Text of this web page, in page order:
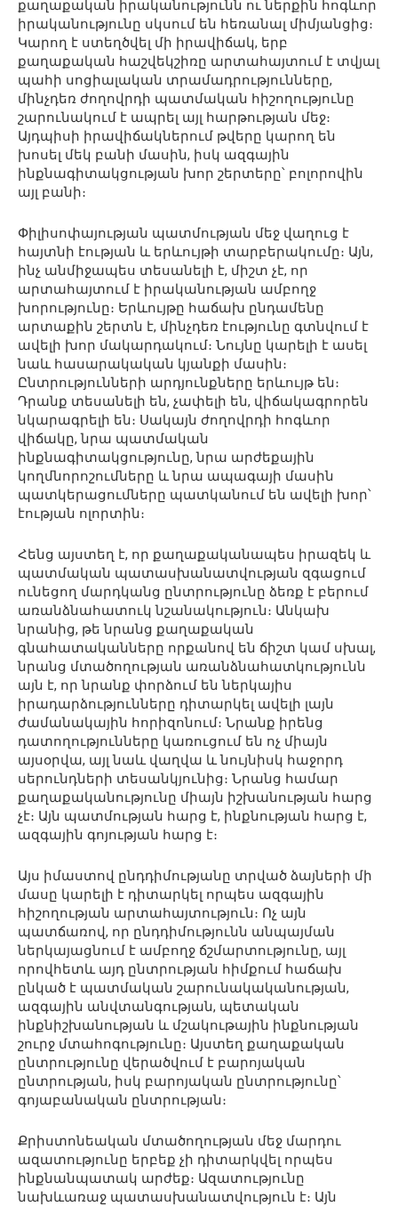
քաղաքական իրականությունն ու ներքին հոգևոր
իրականությունը սկսում են հեռանալ միմյանցից։
Կարող է ստեղծվել մի իրավիճակ, երբ
քաղաքական հաշվեկշիռը արտահայտում է տվյալ
պահի սոցիալական տրամադրությունները,
մինչդեռ ժողովրդի պատմական հիշողությունը
շարունակում է ապրել այլ հարթության մեջ։
Այդպիսի իրավիճակներում թվերը կարող են
խոսել մեկ բանի մասին, իսկ ազգային
ինքնագիտակցության խոր շերտերը՝ բոլորովին
այլ բանի։
Փիլիսոփայության պատմության մեջ վաղուց է
հայտնի էության և երևույթի տարբերակումը։ Այն,
ինչ անմիջապես տեսանելի է, միշտ չէ, որ
արտահայտում է իրականության ամբողջ
խորությունը։ Երևույթը հաճախ ընդամենը
արտաքին շերտն է, մինչդեռ էությունը գտնվում է
ավելի խոր մակարդակում։ Նույնը կարելի է ասել
նաև հասարակական կյանքի մասին։
Ընտրությունների արդյունքները երևույթ են։
Դրանք տեսանելի են, չափելի են, վիճակագրորեն
նկարագրելի են։ Սակայն ժողովրդի հոգևոր
վիճակը, նրա պատմական
ինքնագիտակցությունը, նրա արժեքային
կողմնորոշումները և նրա ապագայի մասին
պատկերացումները պատկանում են ավելի խոր՝
էության ոլորտին։
Հենց այստեղ է, որ քաղաքականապես իրազեկ և
պատմական պատասխանատվության զգացում
ունեցող մարդկանց ընտրությունը ձեռք է բերում
առանձնահատուկ նշանակություն։ Անկախ
նրանից, թե նրանց քաղաքական
գնահատականները որքանով են ճիշտ կամ սխալ,
նրանց մտածողության առանձնահատկությունն
այն է, որ նրանք փորձում են ներկայիս
իրադարձությունները դիտարկել ավելի լայն
ժամանակային հորիզոնում։ Նրանք իրենց
դատողությունները կառուցում են ոչ միայն
այսօրվա, այլ նաև վաղվա և նույնիսկ հաջորդ
սերունդների տեսանկյունից։ Նրանց համար
քաղաքականությունը միայն իշխանության հարց
չէ։ Այն պատմության հարց է, ինքնության հարց է,
ազգային գոյության հարց է։
Այս իմաստով ընդդիմությանը տրված ձայների մի
մասը կարելի է դիտարկել որպես ազգային
հիշողության արտահայտություն։ Ոչ այն
պատճառով, որ ընդդիմությունն անպայման
ներկայացնում է ամբողջ ճշմարտությունը, այլ
որովհետև այդ ընտրության հիմքում հաճախ
ընկած է պատմական շարունակականության,
ազգային անվտանգության, պետական
ինքնիշխանության և մշակութային ինքնության
շուրջ մտահոգությունը։ Այստեղ քաղաքական
ընտրությունը վերածվում է բարոյական
ընտրության, իսկ բարոյական ընտրությունը՝
գոյաբանական ընտրության։
Քրիստոնեական մտածողության մեջ մարդու
ազատությունը երբեք չի դիտարկվել որպես
ինքնանպատակ արժեք։ Ազատությունը
նախևառաջ պատասխանատվություն է։ Այն